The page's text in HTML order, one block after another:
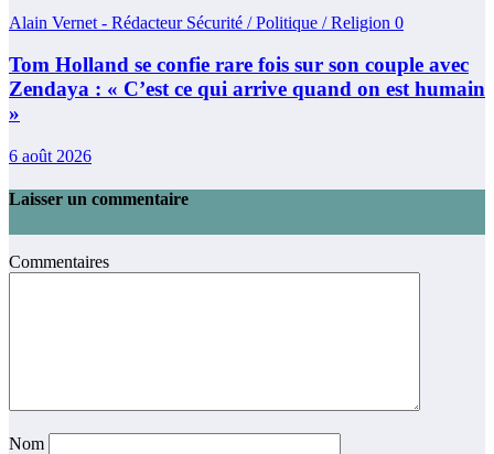
Alain Vernet - Rédacteur Sécurité / Politique / Religion 0
Tom Holland se confie rare fois sur son couple avec
Zendaya : « C’est ce qui arrive quand on est humain
»
6 août 2026
Laisser un commentaire
Commentaires
Nom